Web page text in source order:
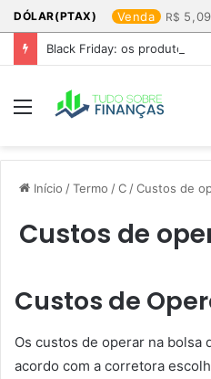
DÓLAR(PTAX) Venda
Black Friday: os produtos
Menu
Início /Termo /C /Custos de
Custos de
Custos de
Os custos de operar na bolsa
acordo com a corretora